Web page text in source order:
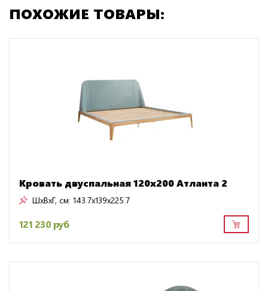
ПОХОЖИЕ ТОВАРЫ:
Кровать двуспальная 120х200 Атланта 2
ШxВxГ, см: 143.7x139x225.7
121 230 руб